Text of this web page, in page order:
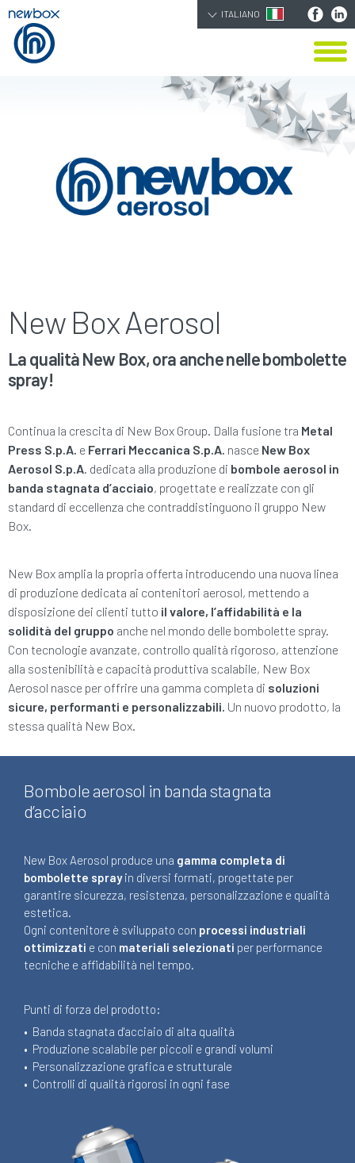
ITALIANO
New Box Aerosol
La qualità New Box, ora anche nelle bombolette
spray!
Continua la crescita di New Box Group. Dalla fusione tra Metal
Press S.p.A. e Ferrari Meccanica S.p.A. nasce New Box
Aerosol S.p.A. dedicata alla produzione di bombole aerosol in
banda stagnata d’acciaio, progettate e realizzate con gli
standard di eccellenza che contraddistinguono il gruppo New
Box.
New Box amplia la propria offerta introducendo una nuova linea
di produzione dedicata ai contenitori aerosol, mettendo a
disposizione dei clienti tutto il valore, l’affidabilità e la
solidità del gruppo anche nel mondo delle bombolette spray.
Con tecnologie avanzate, controllo qualità rigoroso, attenzione
alla sostenibilità e capacità produttiva scalabile, New Box
Aerosol nasce per offrire una gamma completa di soluzioni
sicure, performanti e personalizzabili. Un nuovo prodotto, la
stessa qualità New Box.
Bombole aerosol in banda stagnata
d’acciaio
New Box Aerosol produce una gamma completa di
bombolette sprayin diversi formati, progettate per
garantire sicurezza, resistenza, personalizzazione e qualità
estetica.
Ogni contenitore è sviluppato con processi industriali
ottimizzati e con materiali selezionati per performance
tecniche e affidabilità nel tempo.
Punti di forza del prodotto:
• Banda stagnata d'acciaio di alta qualità
• Produzione scalabile per piccoli e grandi volumi
• Personalizzazione grafica e strutturale
• Controlli di qualità rigorosi in ogni fase